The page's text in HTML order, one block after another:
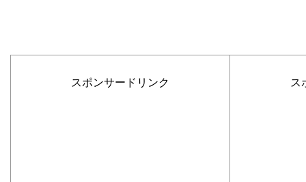
スポンサードリンク ス